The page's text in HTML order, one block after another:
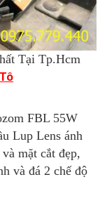
Tại Tp.Hcm
FBL 55W
Lup Lens ánh
mặt cắt đẹp,
và đá 2 chế độ